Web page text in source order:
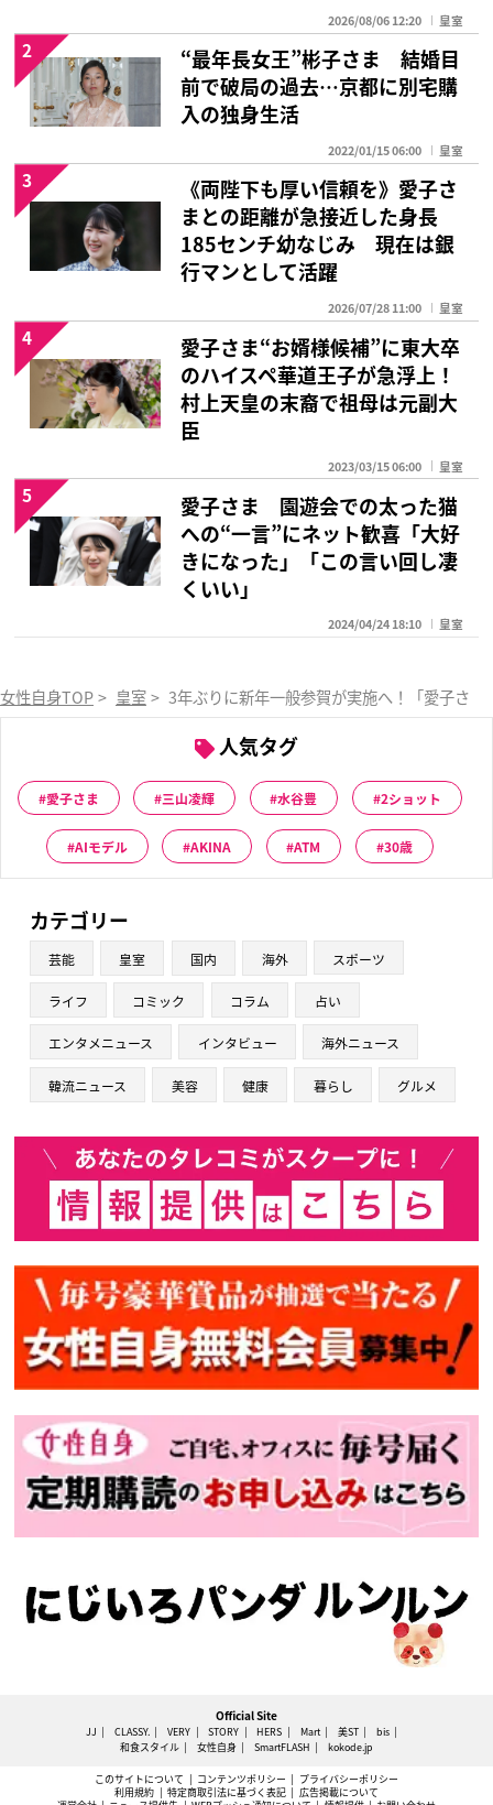
2026/08/06 12:20 皇室
“最年長女王”彬子さま 結婚目
前で破局の過去…京都に別宅購
入の独身生活
2022/01/15 06:00 皇室
2
《両陛下も厚い信頼を》愛子さ
まとの距離が急接近した身長
185センチ幼なじみ 現在は銀
行マンとして活躍
2026/07/28 11:00 皇室
3
愛子さま“お婿様候補”に東大卒
のハイスペ華道王子が急浮上！
村上天皇の末裔で祖母は元副大
臣
2023/03/15 06:00 皇室
4
愛子さま 園遊会での太った猫
への“一言”にネット歓喜「大好
きになった」「この言い回し凄
くいい」
2024/04/24 18:10 皇室
5
女性自身TOP > 皇室 > 3年ぶりに新年一般参賀が実施へ！「愛子さ
人気タグ
愛子さま 三山凌輝 水谷豊 2ショット
AIモデル AKINA ATM 30歳
カテゴリー
芸能 皇室 国内 海外 スポーツ
ライフ コミック コラム 占い
エンタメニュース インタビュー 海外ニュース
韓流ニュース 美容 健康 暮らし グルメ
Official Site
JJ CLASSY. VERY STORY HERS Mart 美ST
bis
和食スタイル
女性自身 SmartFLASH kokode.jp
このサイトについて コンテンツポリシー
プライバシーポリシー
利用規約
特定商取引法に基づく表記
広告掲載について